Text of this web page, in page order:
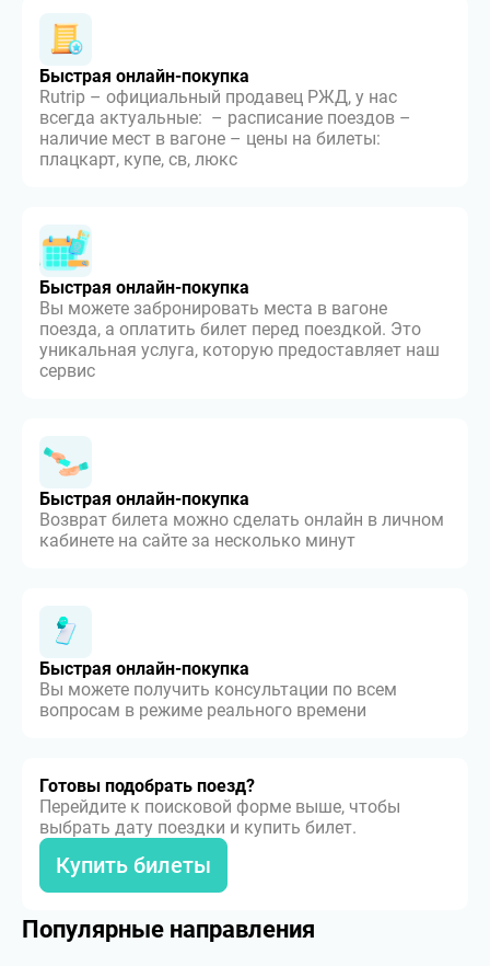
Быстрая онлайн-покупка
Rutrip – официальный продавец РЖД, у нас
всегда актуальные: – расписание поездов –
наличие мест в вагоне – цены на билеты:
плацкарт, купе, св, люкс
Быстрая онлайн-покупка
Вы можете забронировать места в вагоне
поезда, а оплатить билет перед поездкой. Это
уникальная услуга, которую предоставляет наш
сервис
Быстрая онлайн-покупка
Возврат билета можно сделать онлайн в личном
кабинете на сайте за несколько минут
Быстрая онлайн-покупка
Вы можете получить консультации по всем
вопросам в режиме реального времени
Готовы подобрать поезд?
Перейдите к поисковой форме выше, чтобы
выбрать дату поездки и купить билет.
Купить билеты
Популярные направления